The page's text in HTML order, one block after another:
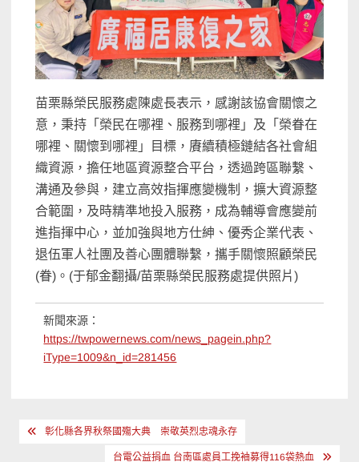
苗栗縣榮民服務處陳處長表示，感謝該協會關懷之
意，秉持「榮民在哪裡、服務到哪裡」及「榮眷在
哪裡、關懷到哪裡」目標，賡續積極鏈結各社會組
織資源，擔任地區資源整合平台，透過跨區聯繫、
溝通及參與，建立高效指揮應變機制，擴大資源整
合範圍，及時精準地投入服務，成為輔導會應變前
進指揮中心，並加強與地方仕紳、優秀企業代表、
退伍軍人社團及善心團體聯繫，攜手關懷照顧榮民
(眷)。(于郁金翻攝/苗栗縣榮民服務處提供照片)
新聞來源：
https://twpowernews.com/news_pagein.php?
iType=1009&n_id=281456
文 彰化縣各界秋祭國殤大典 崇敬英烈忠魂永存
台電公益捐血 台南區處員工挽袖募得116袋熱血